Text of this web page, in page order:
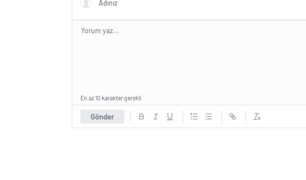
Gönder
En az 10 karakter gerekli